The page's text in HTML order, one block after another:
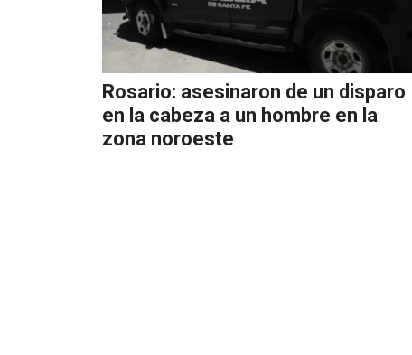
Rosario: asesinaron de un disparo
en la cabeza a un hombre en la
zona noroeste